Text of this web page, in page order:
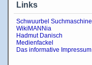
Links
Schwuurbel Suchmaschine
WikiMANNia
Hadmut Danisch
Medienfackel
Das informative Impressum